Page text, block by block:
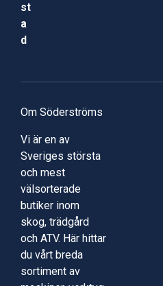
st
a
d
Om Söderströms
Vi är en av
Sveriges största
och mest
välsorterade
butiker inom
skog, trädgård
och ATV. Här hittar
du vårt breda
sortiment av